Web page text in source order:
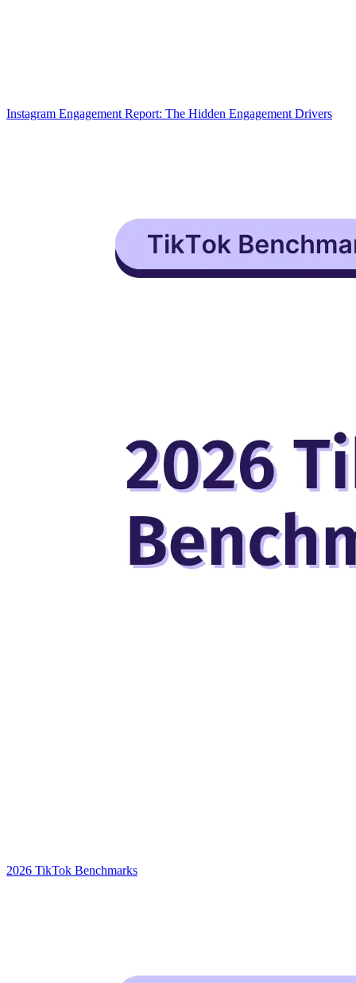
Instagram Engagement Report: The Hidden Engagement Drivers
2026 TikTok Benchmarks